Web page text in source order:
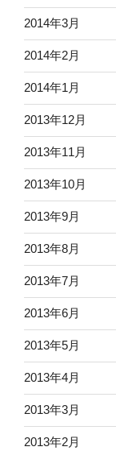
2014年3月
2014年2月
2014年1月
2013年12月
2013年11月
2013年10月
2013年9月
2013年8月
2013年7月
2013年6月
2013年5月
2013年4月
2013年3月
2013年2月